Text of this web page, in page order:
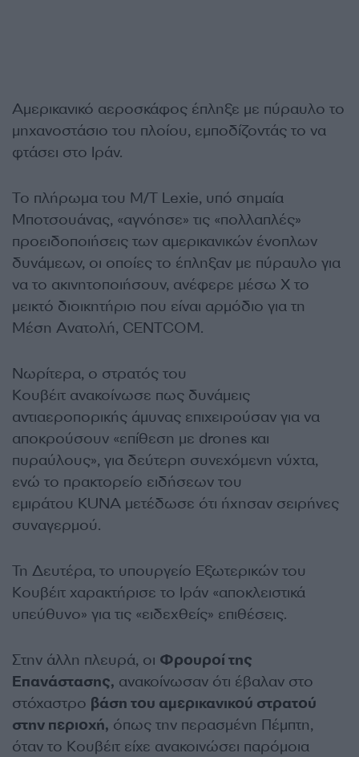
Αμερικανικό αεροσκάφος έπληξε με πύραυλο το
μηχανοστάσιο του πλοίου, εμποδίζοντάς το να
φτάσει στο Ιράν.
Το πλήρωμα του M/T Lexie, υπό σημαία
Μποτσουάνας, «αγνόησε» τις «πολλαπλές»
προειδοποιήσεις των αμερικανικών ένοπλων
δυνάμεων, οι οποίες το έπληξαν με πύραυλο για
να το ακινητοποιήσουν, ανέφερε μέσω X το
μεικτό διοικητήριο που είναι αρμόδιο για τη
Μέση Ανατολή, CENTCOM.
Νωρίτερα, ο στρατός του
Κουβέιτ ανακοίνωσε πως δυνάμεις
αντιαεροπορικής άμυνας επιχειρούσαν για να
αποκρούσουν «επίθεση με drones και
πυραύλους», για δεύτερη συνεχόμενη νύχτα,
ενώ το πρακτορείο ειδήσεων του
εμιράτου KUNA μετέδωσε ότι ήχησαν σειρήνες
συναγερμού.
Τη Δευτέρα, το υπουργείο Εξωτερικών του
Κουβέιτ χαρακτήρισε το Ιράν «αποκλειστικά
υπεύθυνο» για τις «ειδεχθείς» επιθέσεις.
Στην άλλη πλευρά, οι Φρουροί της
Επανάστασης, ανακοίνωσαν ότι έβαλαν στο
στόχαστρο βάση του αμερικανικού στρατού
στην περιοχή, όπως την περασμένη Πέμπτη,
όταν το Κουβέιτ είχε ανακοινώσει παρόμοια